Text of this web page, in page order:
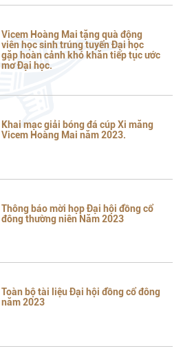
Vicem Hoàng Mai tặng quà động
viên học sinh trúng tuyển Đại học
gặp hoàn cảnh khó khăn tiếp tục ước
mơ Đại học.
Khai mạc giải bóng đá cúp Xi măng
Vicem Hoàng Mai năm 2023.
Thông báo mời họp Đại hội đồng cổ
đông thường niên Năm 2023
Toàn bộ tài liệu Đại hội đồng cổ đông
năm 2023